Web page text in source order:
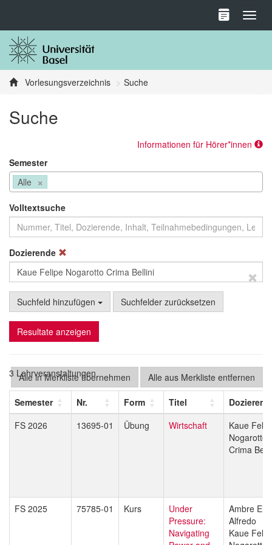
Vorlesungsverzeichnis Suche
Suche
Informationen für Hörer*innen
Semester
×
Alle
Volltextsuche
Dozierende
Suchfeld hinzufügen Suchfelder zurücksetzen
Resultate anzeigen
Alle aus Merkliste entfernen
Alle in Merkliste übernehmen
3 Lehrveranstaltungen
Semester Nr. Form Titel
FS 2026
13695-01 Übung Wirtschaft
Kaue
Nogarotto
Crima
FS 2025 75785-01 Kurs
Under
Pressure:
Navigating
Ambre
Alfredo
Kaue